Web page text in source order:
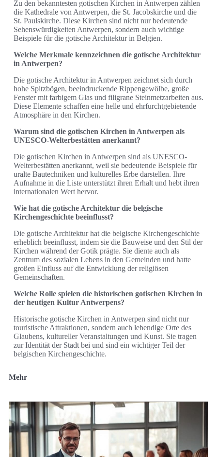
Zu den bekanntesten gotischen Kirchen in Antwerpen zählen
die Kathedrale von Antwerpen, die St. Jacobskirche und die
St. Paulskirche. Diese Kirchen sind nicht nur bedeutende
Sehenswürdigkeiten Antwerpen, sondern auch wichtige
Beispiele für die gotische Architektur in Belgien.
Welche Merkmale kennzeichnen die gotische Architektur
in Antwerpen?
Die gotische Architektur in Antwerpen zeichnet sich durch
hohe Spitzbögen, beeindruckende Rippengewölbe, große
Fenster mit farbigem Glas und filigrane Steinmetzarbeiten aus.
Diese Elemente schaffen eine helle und ehrfurchtgebietende
Atmosphäre in den Kirchen.
Warum sind die gotischen Kirchen in Antwerpen als
UNESCO-Welterbestätten anerkannt?
Die gotischen Kirchen in Antwerpen sind als UNESCO-
Welterbestätten anerkannt, weil sie bedeutende Beispiele für
uralte Bautechniken und kulturelles Erbe darstellen. Ihre
Aufnahme in die Liste unterstützt ihren Erhalt und hebt ihren
internationalen Wert hervor.
Wie hat die gotische Architektur die belgische
Kirchengeschichte beeinflusst?
Die gotische Architektur hat die belgische Kirchengeschichte
erheblich beeinflusst, indem sie die Bauweise und den Stil der
Kirchen während der Gotik prägte. Sie diente auch als
Zentrum des sozialen Lebens in den Gemeinden und hatte
großen Einfluss auf die Entwicklung der religiösen
Gemeinschaften.
Welche Rolle spielen die historischen gotischen Kirchen in
der heutigen Kultur Antwerpens?
Historische gotische Kirchen in Antwerpen sind nicht nur
touristische Attraktionen, sondern auch lebendige Orte des
Glaubens, kultureller Veranstaltungen und Kunst. Sie tragen
zur Identität der Stadt bei und sind ein wichtiger Teil der
belgischen Kirchengeschichte.
Mehr